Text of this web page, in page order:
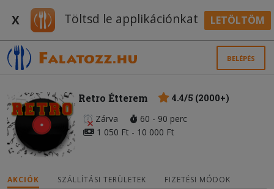
X Töltsd le applikációnkat LETÖLTÖM
BELÉPÉS
Retro Étterem
4.4/5 (2000+)
Zárva
60 - 90 perc
1 050 Ft - 10 000 Ft
AKCIÓK SZÁLLÍTÁSI TERÜLETEK FIZETÉSI MÓDOK